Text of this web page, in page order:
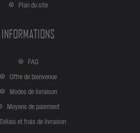
Plan du site
INFORMATIONS
FAQ
Offre de bienvenue
Modes de livraison
Moyens de paiement
Délais et frais de livraison